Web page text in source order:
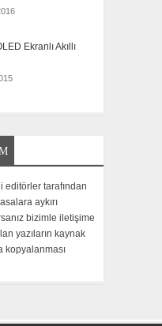
Ekranlı Akıllı
editörler tarafından
aykırı
bizimle iletişime
yazıların kaynak
kopyalanması